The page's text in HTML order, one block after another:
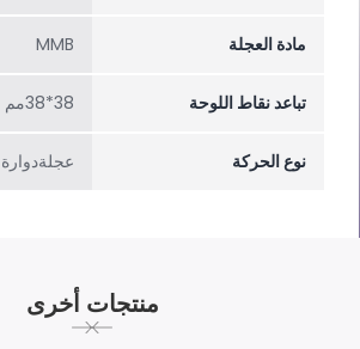
مادة العجلة MMB
تباعد نقاط اللوحة 38*38مم
نوع الحركة عجلةدوارة
منتجات أخرى